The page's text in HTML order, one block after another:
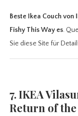
Beste Ikea Couch von
Fishy This Way es.
Sie diese Site für
7. IKEA
Return of the